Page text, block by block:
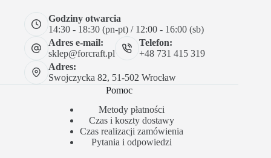
Godziny otwarcia
14:30 - 18:30 (pn-pt) / 12:00 - 16:00 (sb)
Adres e-mail:
sklep@forcraft.pl
Telefon:
+48 731 415 319
Adres:
Swojczycka 82, 51-502 Wrocław
Pomoc
Metody płatności
Czas i koszty dostawy
Czas realizacji zamówienia
Pytania i odpowiedzi